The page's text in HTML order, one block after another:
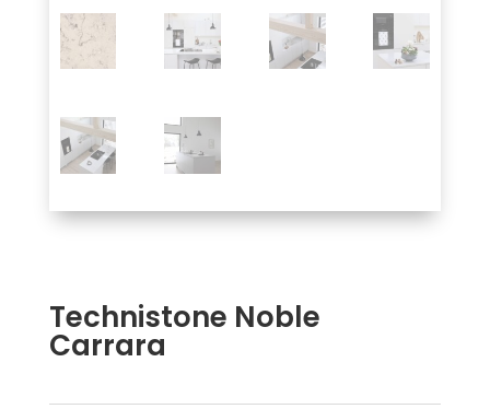
Technistone Noble
Carrara